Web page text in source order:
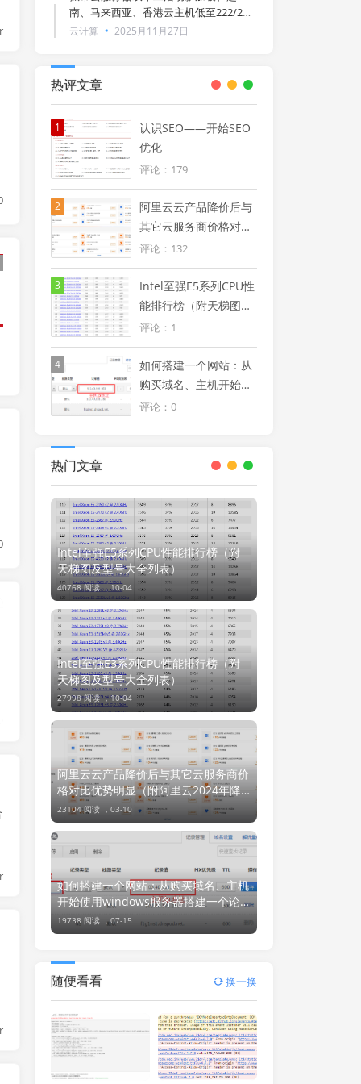
南、马来西亚、香港云主机低至222/2年
（附狐蒂云用户须知服务条款）
云计算 2025月11月27日
热评文章
1
认识SEO——开始SEO
优化
评论：179
2
阿里云云产品降价后与
其它云服务商价格对比
优势明显（附阿里云
2024年降价信息汇总
图）
评论：132
3
Intel至强E5系列CPU性
能排行榜（附天梯图及
型号大全列表）
评论：1
4
如何搭建一个网站：从
购买域名、主机开始使
用windows服务器搭建
评论：0
热门文章
Intel至强E5系列CPU性能排行榜（附
天梯图及型号大全列表）
40768 阅读 ，10-04
Intel至强E3系列CPU性能排行榜（附
天梯图及型号大全列表）
27998 阅读 ，10-04
阿里云云产品降价后与其它云服务商价
格对比优势明显（附阿里云2024年降
价信息汇总图）
23104 阅读 ， 03-10
如何搭建一个网站：从购买域名、主机
开始使用windows服务器搭建一个论
坛或网站
19738 阅读 ，07-15
随便看看 换一换